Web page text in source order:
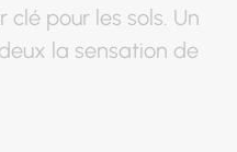
pour les sols. Un
la sensation de